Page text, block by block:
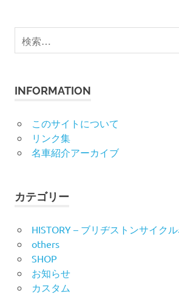
検
索
INFORMATION
このサイトについて
リンク集
名車紹介アーカイブ
カテゴリー
HISTORY – ブリヂストンサイク
others
SHOP
お知らせ
カスタム